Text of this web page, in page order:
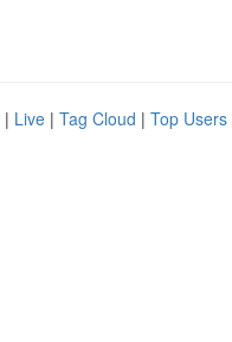
| Live | Tag Cloud | Top Users